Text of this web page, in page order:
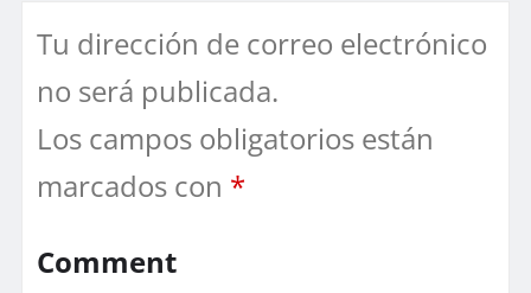
Tu dirección de correo electrónico
no será publicada.
Los campos obligatorios están
marcados con *
Comment